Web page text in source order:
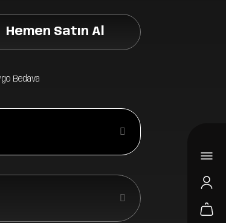
Hemen Satın Al
Bedava